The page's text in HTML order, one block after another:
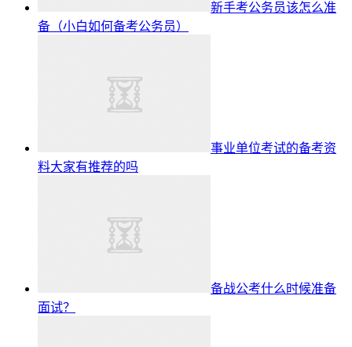
新手考公务员该怎么准
备（小白如何备考公务员）
事业单位考试的备考资
料大家有推荐的吗
备战公考什么时候准备
面试？